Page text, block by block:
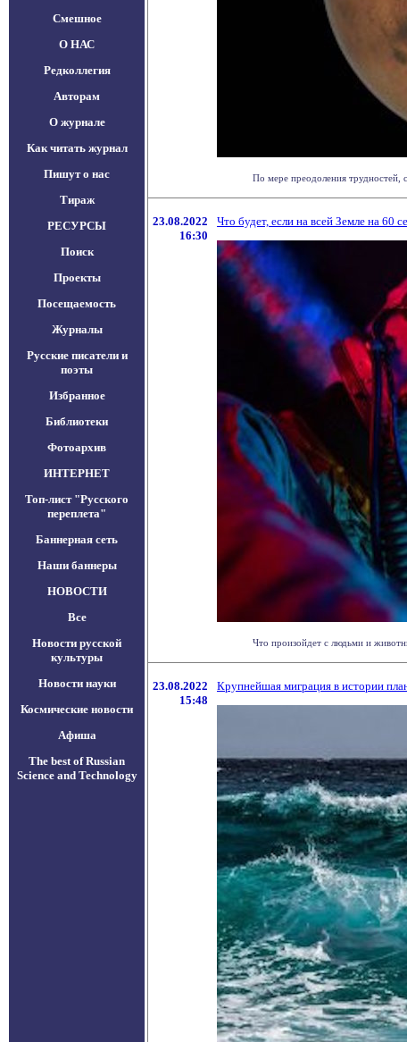
Смешное
О НАС
Редколлегия
Авторам
О журнале
Как читать журнал
Пишут о нас
Тираж
РЕСУРСЫ
Поиск
Проекты
Посещаемость
Журналы
Русские писатели и
поэты
Избранное
Библиотеки
Фотоархив
ИНТЕРНЕТ
Топ-лист "Русского
переплета"
Баннерная сеть
Наши баннеры
НОВОСТИ
Все
Новости русской
культуры
Новости науки
Космические новости
Афиша
The best of Russian
Science and Technology
По мере преодоления трудностей,
23.08.2022
16:30
Что будет, если на всей Земле на 60
Что произойдет с людьми и
23.08.2022
15:48
Крупнейшая миграция в истории